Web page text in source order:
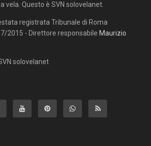
vela. Questo è SVN solovelanet.
registrata Tribunale di Roma
2015 - Direttore responsabile Maurizio
solovelanet